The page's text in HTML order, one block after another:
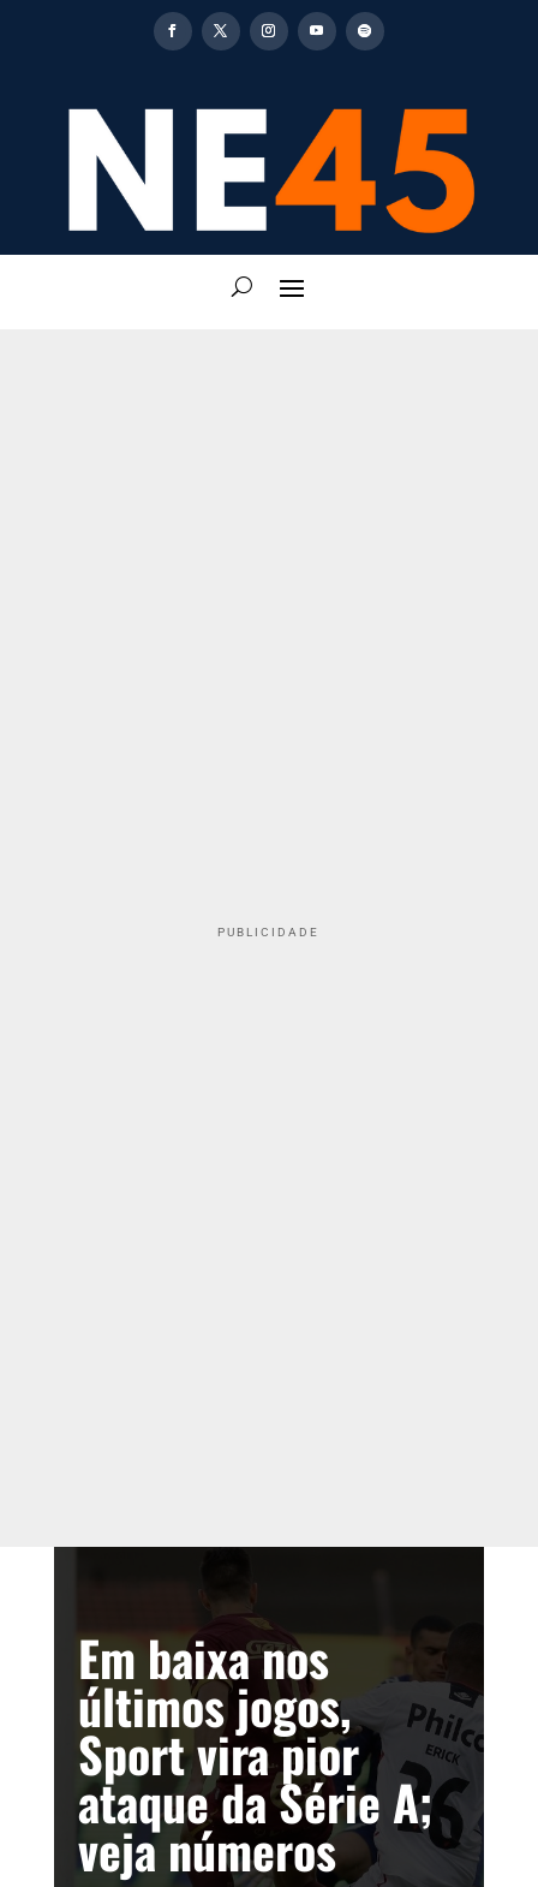
PUBLICIDADE
Em baixa nos
últimos jogos,
Sport vira pior
ataque da Série A;
veja números